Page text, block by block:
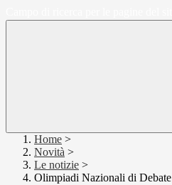
Home >
Novità >
Le notizie >
Olimpiadi Nazionali di Debate